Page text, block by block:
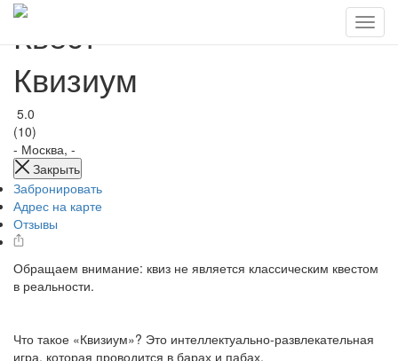
Квест
Квизиум
5.0
(10)
- Москва, -
Закрыть
Забронировать
Адрес на карте
Отзывы
Обращаем внимание: квиз не является классическим квестом
в реальности.
Что такое «Квизиум»? Это интеллектуально-развлекательная
игра, которая проводится в барах и пабах.